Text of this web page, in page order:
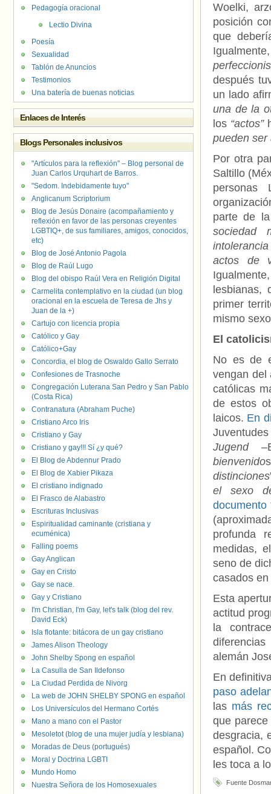
Woelki,
posición
que
después
un lado
una de la
los “actos”
pueden ser
Por otra
Saltillo
parte de
sociedad
actos de
lesbianas,
primer
mismo
El
No es de
vengan del
católicas
de estos
laicos. En
Jugend
bienvenido
distinciones
el sexo
documento
profunda
medidas,
seno de
casados
Esta
actitud
la
alemán
En
paso
las más
que
desgracia,
español.
les toca a
Fuente
Pedagogía oracional
Lectio Divina
Poesía
Sexualidad
Tablón de Anuncios
Testimonios
Una batería de buenas noticias
Enlaces de Interés
Blogs Personales inclusivos
"Artículos para la reflexión" – Blog personal de
Juan Carlos Urquhart de Barros.
"Sedom. Indebidamente tuyo"
Anglicanum Scriptorium
Blog de Jesús Donaire (acompañamiento y
reflexión en favor de las personas creyentes
LGBTIQ+, de sus familiares, amigos, conocidos,
etc)
Blog de José Antonio Pagola
Blog de Raúl Lugo
Blog del obispo Raúl Vera en Religión Digital
Carmelita contemplativo en la ciudad (un blog
oracional en la escuela de Teresa de Jhs y
Juan de la +)
Cartujo con licencia propia
Católico y Gay
Católico+Gay
Concordia, el blog de Oswaldo Gallo Serrato
Confesiones de Trasnoche
Congregación Luterana San Pedro y San Pablo
(Costa Rica)
Contranatura (Abraham Puche)
Cristiano Arco Iris
Cristiano y Gay
Cristiano y gay!!! Sí ¿y qué?
El Blog de Abdennur Prado
El Blog de Xabier Pikaza
El cristiano indignado
El Frasco de Alabastro
Escrituras Inclusivas
Espiritualidad caminante (cristiana y
ecuménica)
Falling poems
Gay Anglican
Gay en Cristo
Gay se nace.
Gay y Cristiano
I'm Christian, I'm Gay, let's talk (blog del rev.
David Eck)
Isla flotante: bitácora de un gay cristiano
James Alison Theology
John Shelby Spong en español
La Casulla de San Ildefonso
La Ciudad Perdida de Nivorg
La web de JOHN SHELBY SPONG en español
Los Universículos del Hermano Cortés
Mano a mano con el Pastor
Mesoletot (blog de una mujer judía y lesbiana)
Moradas de Deus (portugués)
Moral y Doctrina LGBTI
Mundo Homo
Nuestra Señora de los Homosexuales